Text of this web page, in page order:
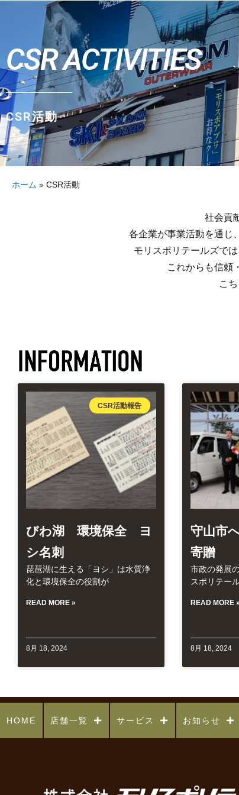
CSR ACTIVITIES
CSR活動
ホーム » CSR活動
社会貢
各企業が事業活動を通じ
モリスポリテールズで
これからも信頼
こ
CSR活動報告
びわ湖 環境保全 ヨ
シ名刺
琵琶湖に生える「ヨシ」は水質浄
化と環境保全の役割が
READ MORE »
8月 18, 2024
守山市
寄贈
市政の発展
スポリテー
READ MORE »
8月 18, 2024
HOME 店舗一覧 サービス お知らせ